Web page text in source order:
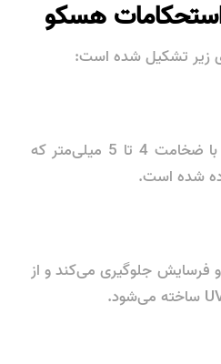
هسکو
زیر تشکیل شده است:
با ضخامت 4 تا 5 میلی‌متر که
شده است.
و فرسایش جلوگیری می‌کند و از